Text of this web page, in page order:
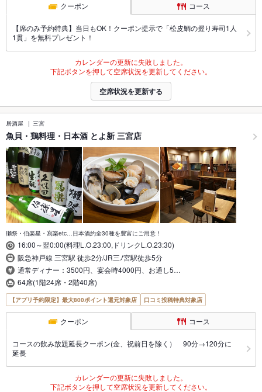
クーポン コース
【席のみ予約特典】当日もOK！クーポン提示で「松皮鯛の握り寿司1人
1貫」を無料プレゼント！
カレンダーの更新に失敗しました。
下記ボタンを押して空席状況を更新してください。
空席状況を更新する
居酒屋 三宮
魚貝・鶏料理・日本酒 とよ新 三宮店
獺祭・伯楽星・寫楽etc…日本酒約全30種を豊富にご用意！
16:00～翌0:00(料理L.O.23:00,ドリンクL.O.23:30)
阪急神戸線 三宮駅 徒歩2分/JR三ﾉ宮駅徒歩5分
通常ディナー：3500円、宴会時4000円、お通し5…
64席(1階24席・2階40席)
【アプリ予約限定】最大800ポイント還元対象店 口コミ投稿特典対象店
クーポン コース
コースの飲み放題延長クーポン(金、祝前日を除く） 90分→120分に
延長
カレンダーの更新に失敗しました。
下記ボタンを押して空席状況を更新してください。